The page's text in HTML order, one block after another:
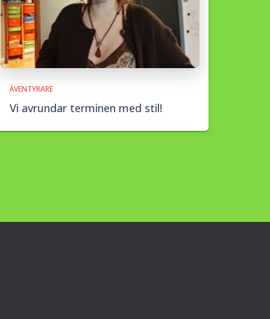
ÄVENTYRARE
Vi avrundar terminen med stil!